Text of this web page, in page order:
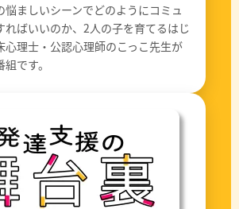
悩ましいシーンでどのようにコミュ
ればいいのか、2人の子を育てるはじ
心理士・公認心理師のこっこ先生が
です。